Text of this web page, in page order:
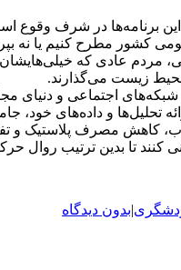
برنامه‌ها‌ در شرف وقوع
کشور مطرح کنیم یا نه
عادی که خیلی‌هایشان
زیست می‌گذارند.
اجتماعی و دنیای
تحلیل‌ها‌ و داده‌ها‌ی
کاهش مصرف پلاستیک و
تا بدین ترتیب روال
|بدون دیدگاه